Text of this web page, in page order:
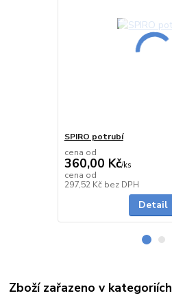
SPIRO potrubí
cena od
360,00 Kč/ks
cena od
297,52 Kč bez DPH
Detail
Zboží zařazeno v kategoriích